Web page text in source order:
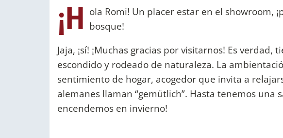
¡H ola Romi! Un placer estar en el showroom,
bosque!
Jaja, ¡sí! ¡Muchas gracias por visitarnos! Es verdad,
escondido y rodeado de naturaleza. La
sentimiento de hogar, acogedor que invita a
alemanes llaman “gemütlich”. Hasta tenemos una
encendemos en invierno!